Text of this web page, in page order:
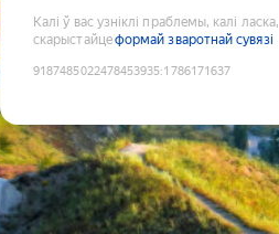
Калі ў вас узніклі праблемы, калі ласка,
скарыстайцеформай зваротнай сувязі
9187485022478453935:1786171637